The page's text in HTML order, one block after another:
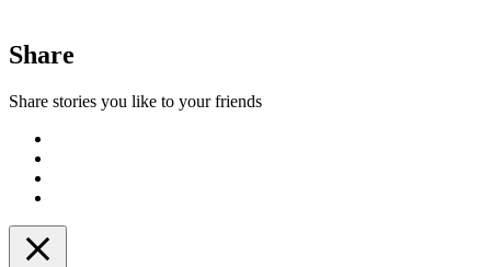
Share
Share stories you like to your friends